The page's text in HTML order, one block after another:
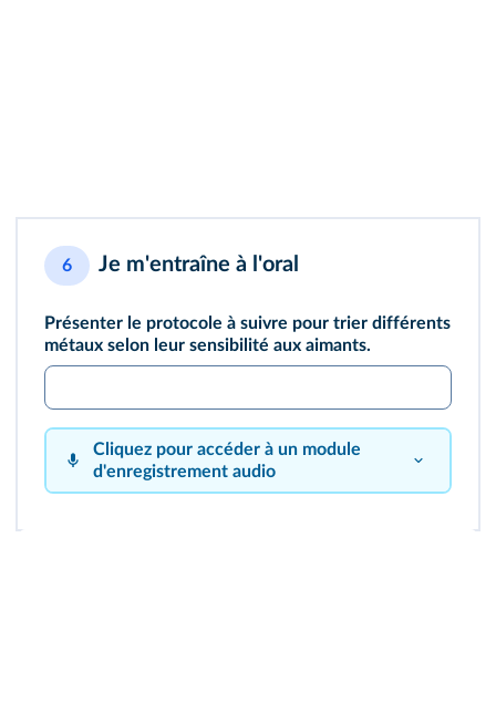
6 Je m'entraîne à l'oral
Présenter le protocole à suivre pour trier différents
métaux selon leur sensibilité aux aimants.
Cliquez pour accéder à un module
d'enregistrement audio